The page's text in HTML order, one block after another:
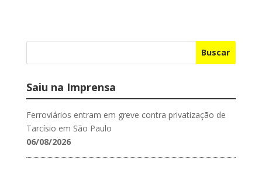
Buscar
Saiu na Imprensa
Ferroviários entram em greve contra privatização de
Tarcísio em São Paulo
06/08/2026